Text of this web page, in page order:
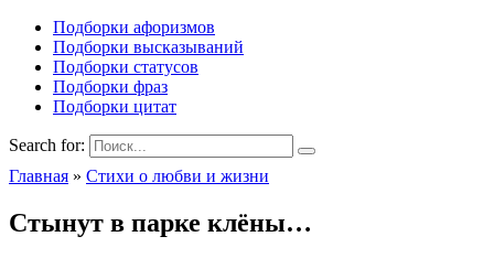
Подборки афоризмов
Подборки высказываний
Подборки статусов
Подборки фраз
Подборки цитат
Search for:
Главная » Стихи о любви и жизни
Стынут в парке клёны…